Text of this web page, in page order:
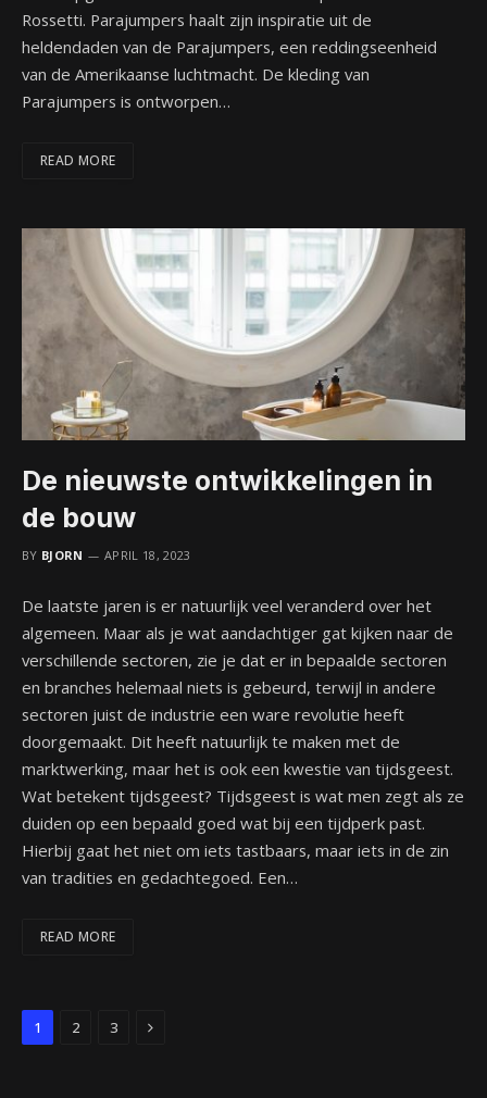
Rossetti. Parajumpers haalt zijn inspiratie uit de
heldendaden van de Parajumpers, een reddingseenheid
van de Amerikaanse luchtmacht. De kleding van
Parajumpers is ontworpen…
READ MORE
De nieuwste ontwikkelingen in
de bouw
BY BJORN APRIL 18, 2023
De laatste jaren is er natuurlijk veel veranderd over het
algemeen. Maar als je wat aandachtiger gat kijken naar de
verschillende sectoren, zie je dat er in bepaalde sectoren
en branches helemaal niets is gebeurd, terwijl in andere
sectoren juist de industrie een ware revolutie heeft
doorgemaakt. Dit heeft natuurlijk te maken met de
marktwerking, maar het is ook een kwestie van tijdsgeest.
Wat betekent tijdsgeest? Tijdsgeest is wat men zegt als ze
duiden op een bepaald goed wat bij een tijdperk past.
Hierbij gaat het niet om iets tastbaars, maar iets in de zin
van tradities en gedachtegoed. Een…
READ MORE
1 2 3 Next